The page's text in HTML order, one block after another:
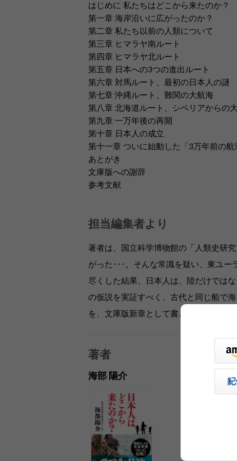
はじめに 私たちはどこから来たのか？
第一章 海岸沿いに広がったのか？
第二章 私たち以前の人類について
第三章 ヒマラヤ南ルート
第四章 ヒマラヤ北ルート
第五章 日本への3つの進出ルート
第六章 対馬ルート、最初の日本人の謎
第七章 沖縄ルート、難関の大航海
第八章 北海道ルート、シベリアからの
第九章 一万年後の再開
第十章 日本人の成立
第十一章 ついに始動した「3万年前の航
あとがき
文庫版への謝辞
参考文献
担当編集者より
著者は、国立科学博物館の「人類史研
がった･･･。そんな常識を疑い、東ユ
尽くした結果、日本人は、陸だけでは
の仮説を実証すべく、古代と同じ船で
を、文庫版新章として書き下ろし。冒
著者
海部 陽介